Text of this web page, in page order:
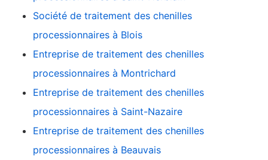
Société de traitement des chenilles
processionnaires à Blois
Entreprise de traitement des chenilles
processionnaires à Montrichard
Entreprise de traitement des chenilles
processionnaires à Saint-Nazaire
Entreprise de traitement des chenilles
processionnaires à Beauvais